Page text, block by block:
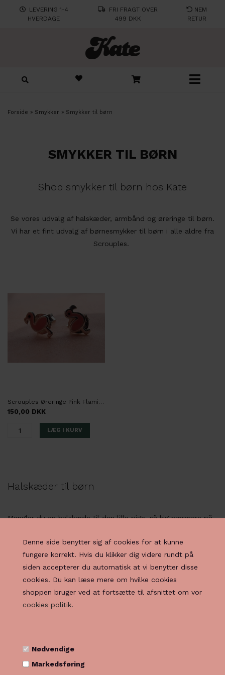
Denne side benytter sig af cookies for at kunne
fungere korrekt. Hvis du klikker dig videre rundt på
siden accepterer du automatisk at vi benytter disse
cookies. Du kan læse mere om hvilke cookies
shoppen bruger ved at fortsætte til afsnittet om vor
cookies politik.
Nødvendige
Markedsføring
LEVERING 1-4
HVERDAGE
FRI FRAGT OVER
499 DKK
NEM
RETUR
Forside » Smykker » Smykker til børn
SMYKKER TIL BØRN
Shop smykker til børn hos Kate
Se vores udvalg af halskæder, armbånd og øreringe til børn.
Vi har et fint udvalg af børnesmykker til børn i alle aldre fra
Scrouples.
Scrouples Øreringe Pink Flamingo Sølv
150,00 DKK
Halskæder til børn
Mangler du en halskæde til den lille pige, så kig nærmere på
de er helt små eller nærmer sig konfirmationsalderen. Vi har
halskæder med vedhæng, hvor vedhænget forestiller et lille
mariehøne eller sommerfugl.
Øreringe og Ørestikker til børn
alle aldre helt fra de små til tween alderen. Øreringene er
holdt i børnenes univers, og forestiller kirsebær, mariehøner,